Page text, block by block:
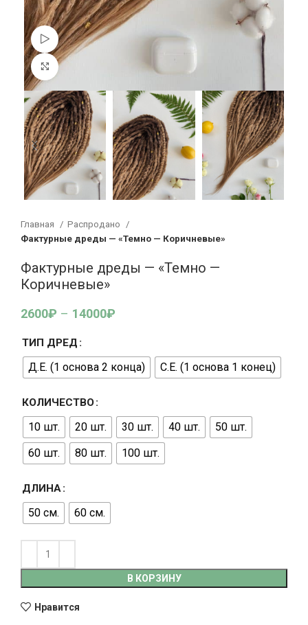
Смотреть видео
Увеличить
Главная
Распродано
Фактурные дреды — «Темно — Коричневые»
Фактурные дреды — «Темно —
Коричневые»
2600₽ – 14000₽
ТИП ДРЕД
Д.Е. (1 основа 2 конца) С.Е. (1 основа 1 конец)
КОЛИЧЕСТВО
10 шт. 20 шт. 30 шт. 40 шт.
50 шт.
60 шт.
80 шт. 100 шт.
ДЛИНА
50 см. 60 см.
В КОРЗИНУ
Нравится